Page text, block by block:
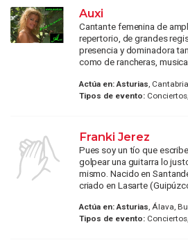
Auxi
Cantante femenina de
repertorio, de grandes
presencia y dominadora
como de rancheras,
Actúa en: Asturias, Cantabria
Tipos de evento:
Franki Jerez
Pues soy un tío que
golpear una guitarra lo
mismo. Nacido en
criado en Lasarte
Actúa en: Asturias, Álava,
Tipos de evento: